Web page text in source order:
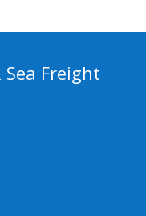
Freight